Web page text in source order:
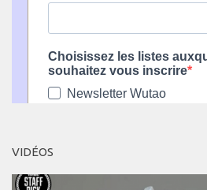
VIDÉOS